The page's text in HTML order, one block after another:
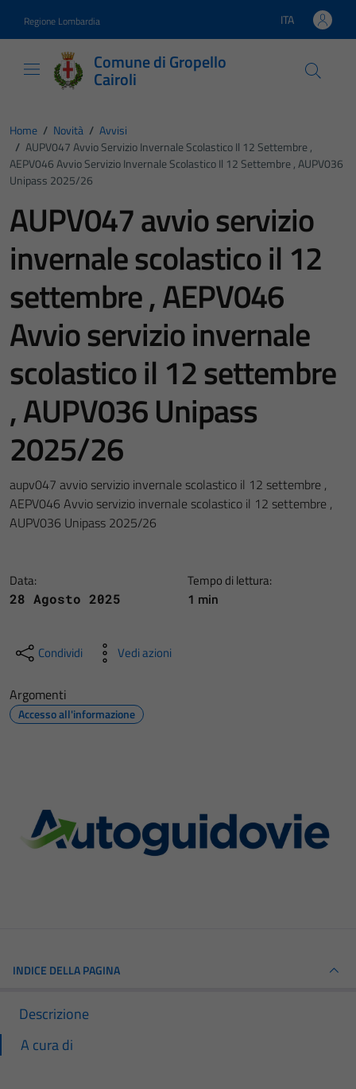
Regione Lombardia Lingua attiva:
ITA
Comune di Gropello
Cairoli
Home / Novità / Avvisi
/ AUPV047 Avvio Servizio Invernale Scolastico Il 12 Settembre ,
AEPV046 Avvio Servizio Invernale Scolastico Il 12 Settembre , AUPV036
Unipass 2025/26
AUPV047 avvio servizio
invernale scolastico il 12
settembre , AEPV046
Avvio servizio invernale
scolastico il 12 settembre
, AUPV036 Unipass
2025/26
aupv047 avvio servizio invernale scolastico il 12 settembre ,
AEPV046 Avvio servizio invernale scolastico il 12 settembre ,
AUPV036 Unipass 2025/26
Data:
28 Agosto 2025
Tempo di lettura:
1 min
Condividi Vedi azioni
Argomenti
Accesso all'informazione
INDICE DELLA PAGINA
Descrizione
A cura di